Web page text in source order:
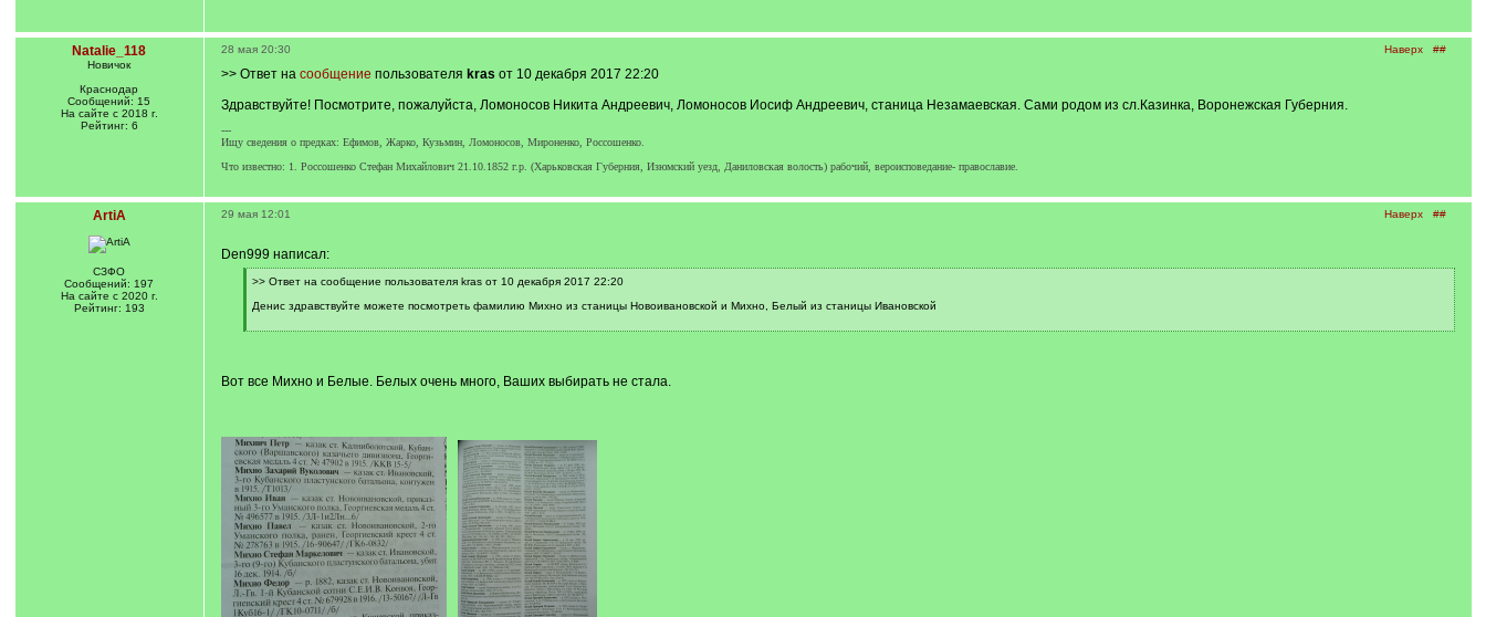
Natalie_118
Новичок
Краснодар
Сообщений: 15
На сайте с 2018 г.
Рейтинг: 6
Наверх ##
28 мая 20:30
>> Ответ на сообщение пользователя kras от 10 декабря 2017 22:20
Здравствуйте! Посмотрите, пожалуйста, Ломоносов Никита Андреевич, Ломоносов Иосиф Андреевич, станица Незамаевская. Сами родом из сл.Казинка, Воронежская Губерния.
---
Ищу сведения о предках: Ефимов, Жарко, Кузьмин, Ломоносов, Мироненко, Россошенко.
Что известно: 1. Россошенко Стефан Михайлович 21.10.1852 г.р. (Харьковская Губерния, Изюмский уезд, Даниловская волость) рабочий, вероисповедание- православие.
ArtiA
СЗФО
Сообщений: 197
На сайте с 2020 г.
Рейтинг: 193
Наверх ##
29 мая 12:01
Den999 написал:
[
]
>> Ответ на сообщение пользователя kras от 10 декабря 2017 22:20
Денис здравствуйте можете посмотреть фамилию Михно из станицы Новоивановской и Михно, Белый из станицы Ивановской
[
Вот все Михно и Белые. Белых очень много, Ваших выбирать не стала.